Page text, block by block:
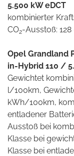
5.500 kW eDCT
kombinierter
CO2-Ausstoß:
Opel Grandland
in-Hybrid 110 /
Gewichtet
l/100km,
kWh/100km,
entladener
Ausstoß bei
Klasse bei
Klasse bei